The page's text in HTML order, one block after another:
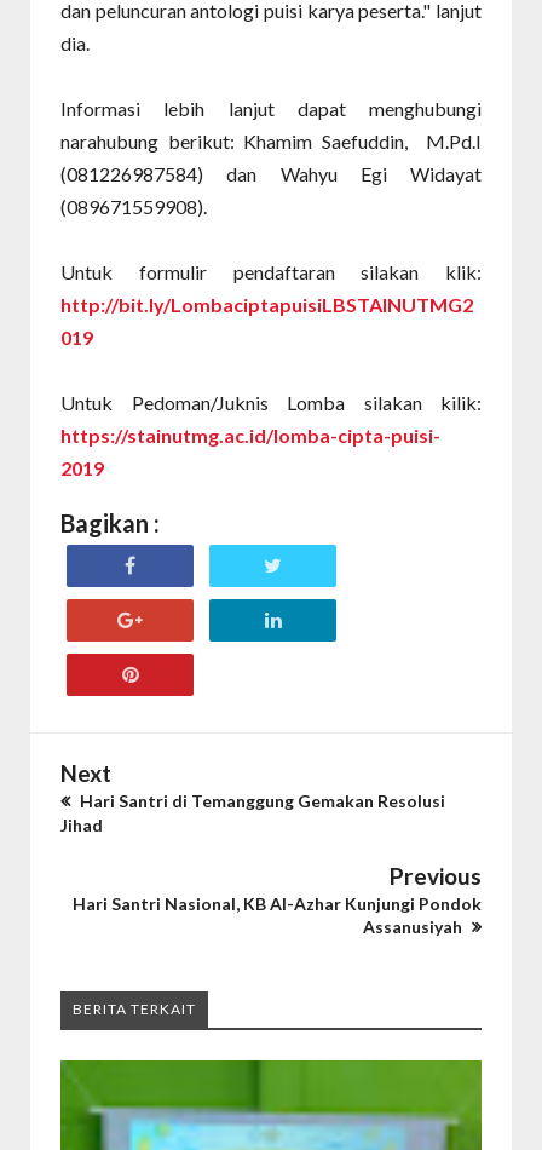
dan peluncuran antologi puisi karya peserta." lanjut
dia.
Informasi lebih lanjut dapat menghubungi
narahubung berikut: Khamim Saefuddin, M.Pd.I
(081226987584) dan Wahyu Egi Widayat
(089671559908).
Untuk formulir pendaftaran silakan klik:
http://bit.ly/LombaciptapuisiLBSTAINUTMG2
019
Untuk Pedoman/Juknis Lomba silakan kilik:
https://stainutmg.ac.id/lomba-cipta-puisi-
2019
Bagikan :
Next
Hari Santri di Temanggung Gemakan Resolusi
Jihad
Previous
Hari Santri Nasional, KB Al-Azhar Kunjungi Pondok
Assanusiyah
BERITA TERKAIT